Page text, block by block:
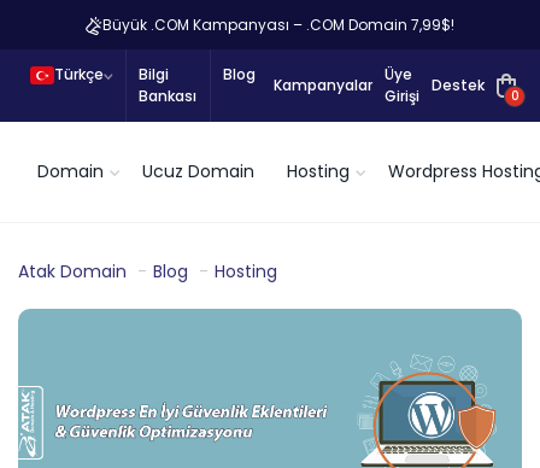
Büyük .COM Kampanyası – .COM Domain 7,99$!
Türkçe
Bilgi
Bankası
Blog
Kampanyalar
Üye
Girişi
Destek
0
Domain Ucuz Domain Hosting Wordpress
Atak Domain Blog Hosting